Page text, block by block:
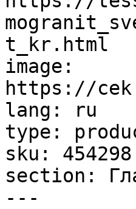
t_kr.html
image:
https://
lang: ru
type:
sku: 454298
section:
---